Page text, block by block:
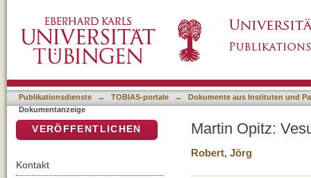
Publikationsdienste → TOBIAS-portale →
Dokumente aus Instituten und
Dokumentanzeige
Martin Opitz:
Robert, Jörg
VERÖFFENTLICHEN
Kontakt